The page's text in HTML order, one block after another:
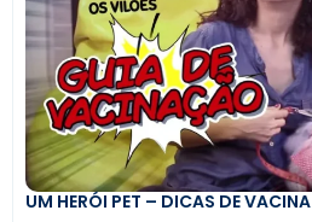
UM HERÓI PET – DICAS DE VACINA